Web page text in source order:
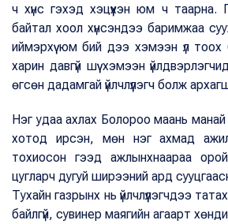
ч хүнс гэхэд хэцүүхэн юм ч
байтал хоол хүнсэндээ баримжаа
иймэрхүү юм бий дээ хэмээн үл
харин давгүй шүү хэмээн
өгсөн дадамгай үйлчлүүлэгч болж
Нэг удаа ахлах Болороо маань манай
хотод ирсэн, мөн нэг ахмад
тохиосон гээд ажлынхнаараа
цугларч дугуй ширээний ард
Тухайн газрынх нь үйлчлүүлэгчдээ
байлгүй, сувинер маягийн агаарт